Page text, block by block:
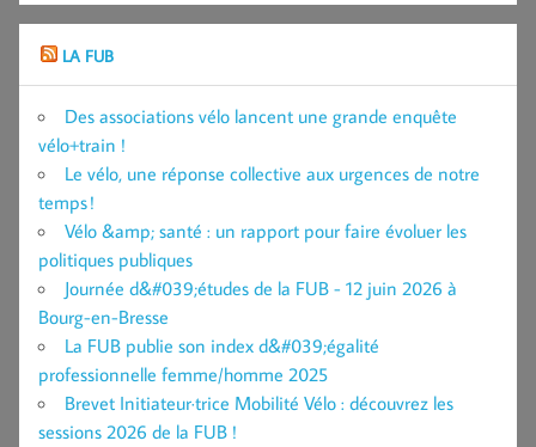
LA FUB
Des associations vélo lancent une grande enquête
vélo+train !
Le vélo, une réponse collective aux urgences de notre
temps !
Vélo &amp; santé : un rapport pour faire évoluer les
politiques publiques
Journée d&#039;études de la FUB - 12 juin 2026 à
Bourg-en-Bresse
La FUB publie son index d&#039;égalité
professionnelle femme/homme 2025
Brevet Initiateur·trice Mobilité Vélo : découvrez les
sessions 2026 de la FUB !